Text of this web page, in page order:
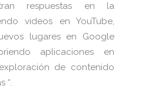
respuestas en la
videos en YouTube,
lugares en Google
aplicaciones en
de contenido
“.